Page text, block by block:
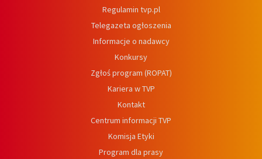
Regulamin tvp.pl
Telegazeta ogłoszenia
Informacje o nadawcy
Konkursy
Zgłoś program (ROPAT)
Kariera w TVP
Kontakt
Centrum informacji TVP
Komisja Etyki
Program dla prasy